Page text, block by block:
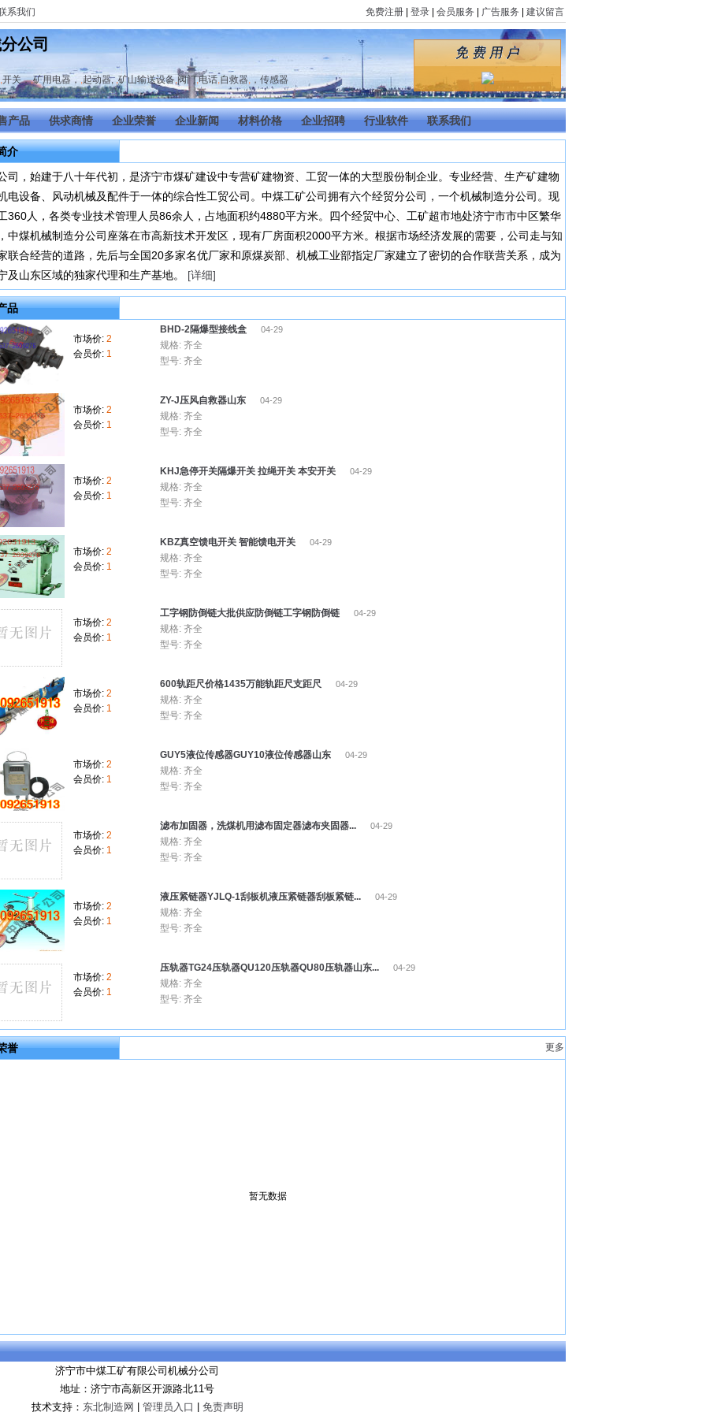
系我们 免费注册 登录 会员服务 广告服务 建议留言
公司
,开关，,矿用电器， ,起动器,,矿山输送设备,阀门,电话,自救器, ，传感器
产品 供求商情 企业荣誉 企业新闻 材料价格 企业招聘 行业软件 联系我们
介
司，始建于八十年代初，是济宁市煤矿建设中专营矿建物资、工贸一体的大型股份制企业。专业经营、生产矿建物
电设备、风动机械及配件于一体的综合性工贸公司。中煤工矿公司拥有六个经贸分公司，一个机械制造分公司。现
360人，各类专业技术管理人员86余人，占地面积约4880平方米。四个经贸中心、工矿超市地处济宁市市中区繁华
中煤机械制造分公司座落在市高新技术开发区，现有厂房面积2000平方米。根据市场经济发展的需要，公司走与知
联合经营的道路，先后与全国20多家名优厂家和原煤炭部、机械工业部指定厂家建立了密切的合作联营关系，成为
及山东区域的独家代理和生产基地。 [详细]
品
市场价: 2
会员价: 1
BHD-2隔爆型接线盒 04-29
规格: 齐全
型号: 齐全
市场价: 2
会员价: 1
ZY-J压风自救器山东 04-29
规格: 齐全
型号: 齐全
市场价: 2
会员价: 1
KHJ急停开关隔爆开关 拉绳开关 本安开关 04-29
规格: 齐全
型号: 齐全
市场价: 2
会员价: 1
KBZ真空馈电开关 智能馈电开关 04-29
规格: 齐全
型号: 齐全
市场价: 2
会员价: 1
工字钢防倒链大批供应防倒链工字钢防倒链 04-29
规格: 齐全
型号: 齐全
市场价: 2
会员价: 1
600轨距尺价格1435万能轨距尺支距尺 04-29
规格: 齐全
型号: 齐全
市场价: 2
会员价: 1
GUY5液位传感器GUY10液位传感器山东 04-29
规格: 齐全
型号: 齐全
市场价: 2
会员价: 1
滤布加固器，洗煤机用滤布固定器滤布夹固器... 04-29
规格: 齐全
型号: 齐全
市场价: 2
会员价: 1
液压紧链器YJLQ-1刮板机液压紧链器刮板紧链... 04-29
规格: 齐全
型号: 齐全
市场价: 2
会员价: 1
压轨器TG24压轨器QU120压轨器QU80压轨器山东... 04-29
规格: 齐全
型号: 齐全
誉 更多
暂无数据
济宁市中煤工矿有限公司机械分公司
地址：济宁市高新区开源路北11号
技术支持： 东北制造网 管理员入口 免责声明